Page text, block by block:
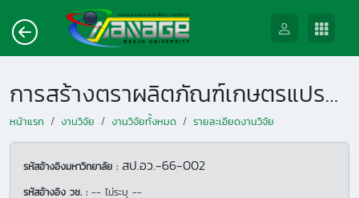
การสร้างตราผลิตภัณฑ์เกษตรแปรรูป และพัฒนาโมเดลเพื่อเพิ่มศักยภาพทางการตลาดของเกษตรกรแปลงใหญ่ในจังหวัดลำพูน
หน้าแรก งานวิจัย งานวิจัยทั้งหมด รายละเอียดงานวิจัย
รหัสอ้างอิงมหาวิทยาลัย : สป.อว.-66-002
รหัสอ้างอิง วช. : -- ไม่ระบุ --